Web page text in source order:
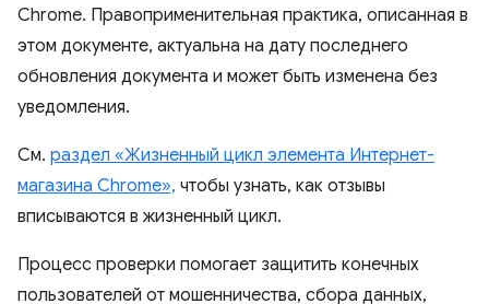
Chrome. Правоприменительная практика, описанная в
этом документе, актуальна на дату последнего
обновления документа и может быть изменена без
уведомления.
См. раздел «Жизненный цикл элемента Интернет-
магазина Chrome», чтобы узнать, как отзывы
вписываются в жизненный цикл.
Процесс проверки помогает защитить конечных
пользователей от мошенничества, сбора данных,